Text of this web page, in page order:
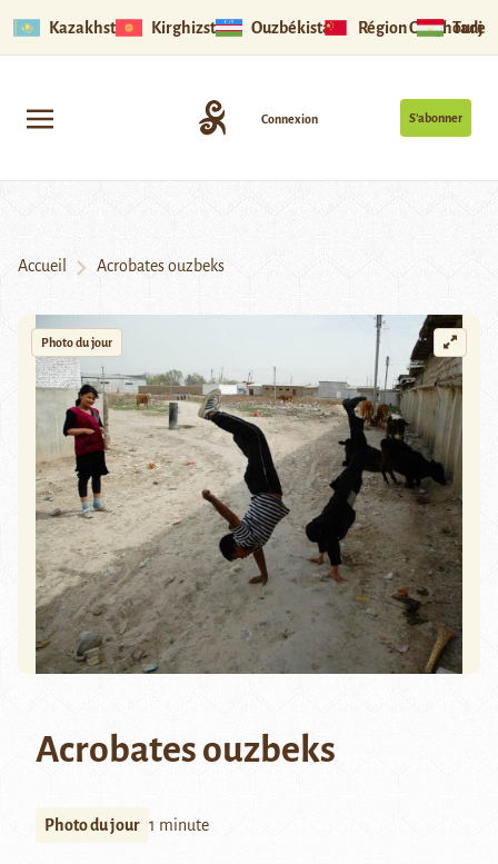
Kazakhstan Kirghizstan Ouzbékistan Région Ouïghoure
S’abonner
Connexion
Accueil Acrobates ouzbeks
Photo du jour
Acrobates ouzbeks
Photo du jour 1 minute